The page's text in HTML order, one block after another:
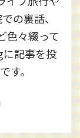
の裏話、
色々綴って
に記事を投
す。